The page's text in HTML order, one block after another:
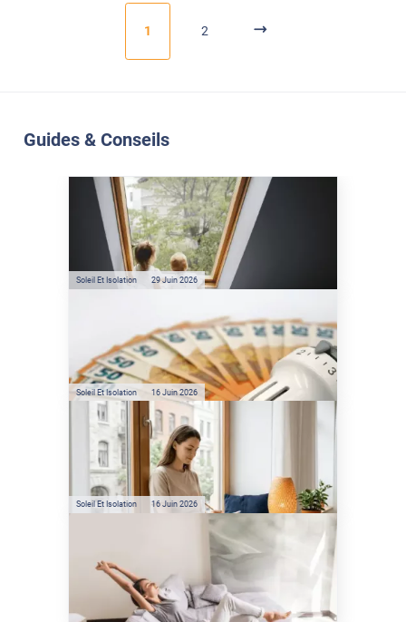
1 2
Guides & Conseils
Véranda et Velux : Comment
bloquer jusqu'à 80% de
l'énergie solaire sans
climatisation ?
Soleil Et Isolation 29 Juin 2026
Film anti-chaleur : quelles
sont les économies d’énergie
réelles ?
Soleil Et Isolation 16 Juin 2026
Préservez votre logement de
la chaleur : les conseils de
Jamy de C'est Pas Sorcier
Soleil Et Isolation 16 Juin 2026
Comment protéger sa
maison de la chaleur sans
climatisation ?